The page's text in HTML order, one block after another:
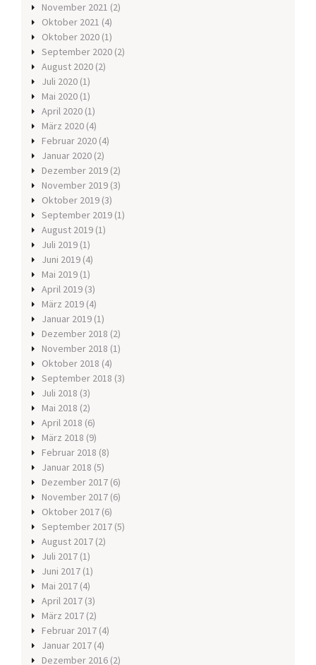
November 2021 (2)
Oktober 2021 (4)
Oktober 2020 (1)
September 2020 (2)
August 2020 (2)
Juli 2020 (1)
Mai 2020 (1)
April 2020 (1)
März 2020 (4)
Februar 2020 (4)
Januar 2020 (2)
Dezember 2019 (2)
November 2019 (3)
Oktober 2019 (3)
September 2019 (1)
August 2019 (1)
Juli 2019 (1)
Juni 2019 (4)
Mai 2019 (1)
April 2019 (3)
März 2019 (4)
Januar 2019 (1)
Dezember 2018 (2)
November 2018 (1)
Oktober 2018 (4)
September 2018 (3)
Juli 2018 (3)
Mai 2018 (2)
April 2018 (6)
März 2018 (9)
Februar 2018 (8)
Januar 2018 (5)
Dezember 2017 (6)
November 2017 (6)
Oktober 2017 (6)
September 2017 (5)
August 2017 (2)
Juli 2017 (1)
Juni 2017 (1)
Mai 2017 (4)
April 2017 (3)
März 2017 (2)
Februar 2017 (4)
Januar 2017 (4)
Dezember 2016 (2)